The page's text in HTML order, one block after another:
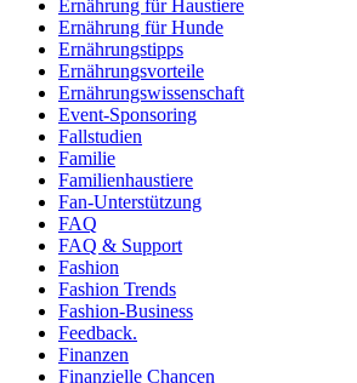
Ernährung für Haustiere
Ernährung für Hunde
Ernährungstipps
Ernährungsvorteile
Ernährungswissenschaft
Event-Sponsoring
Fallstudien
Familie
Familienhaustiere
Fan-Unterstützung
FAQ
FAQ & Support
Fashion
Fashion Trends
Fashion-Business
Feedback.
Finanzen
Finanzielle Chancen